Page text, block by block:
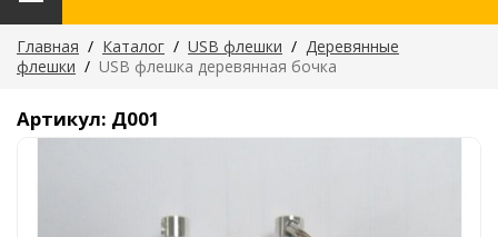
Главная / Каталог / USB флешки / Деревянные
флешки / USB флешка деревянная бочка
Артикул: Д001